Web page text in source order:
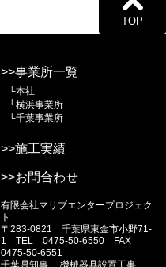
TOP
>>事業所一覧
└本社
└横浜事業所
└千葉事業所
>>施工実績
>>お問合わせ
有限会社マリブエンタープロジェク
ト
〒283-0821 千葉県東金市小野71-
1 TEL 0475-50-6550 FAX
0475-50-6551
千葉県知事 機械器具設置工事